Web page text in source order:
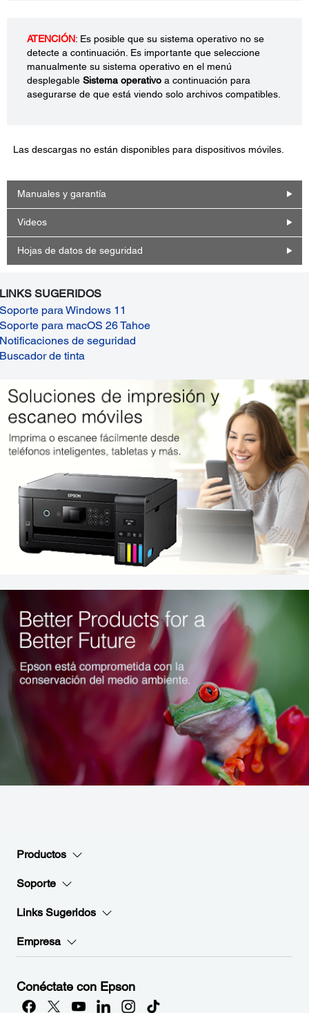
ATENCIÓN: Es posible que su sistema operativo no se
detecte a continuación. Es importante que seleccione
manualmente su sistema operativo en el menú
desplegable Sistema operativo a continuación para
asegurarse de que está viendo solo archivos compatibles.
Las descargas no están disponibles para dispositivos móviles.
Manuales y garantía
Videos
Hojas de datos de seguridad
LINKS SUGERIDOS
Soporte para Windows 11
Soporte para macOS 26 Tahoe
Notificaciones de seguridad
Buscador de tinta
Productos
Soporte
Links Sugeridos
Empresa
Conéctate con Epson